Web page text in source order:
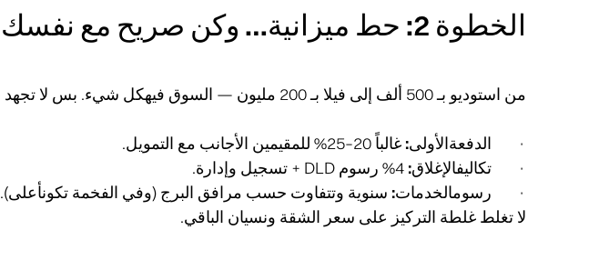
الخطوة 2: حط ميزانية… وكن صريح مع نفسك
من استوديو بـ 500 ألف إلى فيلا بـ 200 مليون — السوق فيهكل شيء. بس لا تجهد نفسك. احسب:
· الدفعةالأولى: غالباً 20–25% للمقيمين الأجانب مع التمويل.
· تكاليفالإغلاق:
· رسومالخدمات: سنوية وتتفاوت حسب مرافق البرج (وفي الفخمة تكونأعلى).
لا تغلط غلطة التركيز على سعر الشقة ونسيان الباقي.